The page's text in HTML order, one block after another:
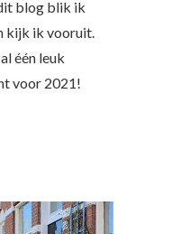
blog blik ik
kijk ik vooruit.
één leuk
voor 2021!